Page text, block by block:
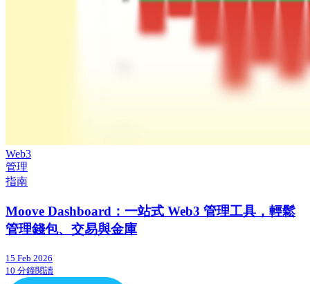
Web3
管理
指南
Moove Dashboard：一站式 Web3 管理工具，輕鬆
管理錢包、交易與金庫
15 Feb 2026
10 分鐘閱讀